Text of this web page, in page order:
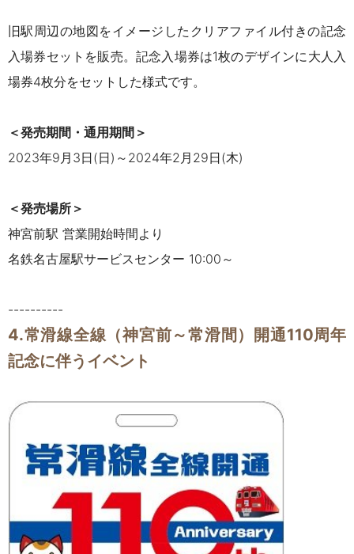
旧駅周辺の地図をイメージしたクリアファイル付きの記念
入場券セットを販売。記念入場券は1枚のデザインに大人入
場券4枚分をセットした様式です。
＜発売期間・通用期間＞
2023年9月3日(日)～2024年2月29日(木)
＜発売場所＞
神宮前駅 営業開始時間より
名鉄名古屋駅サービスセンター 10:00～
----------
4.常滑線全線（神宮前～常滑間）
開通110周年
記念に伴うイベント